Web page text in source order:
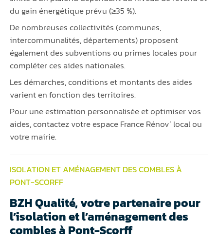
du gain énergétique prévu (≥35 %).
De nombreuses collectivités (communes,
intercommunalités, départements) proposent
également des subventions ou primes locales pour
compléter ces aides nationales.
Les démarches, conditions et montants des aides
varient en fonction des territoires.
Pour une estimation personnalisée et optimiser vos
aides, contactez votre espace France Rénov’ local ou
votre mairie.
ISOLATION ET AMÉNAGEMENT DES COMBLES À
PONT-SCORFF
BZH Qualité, votre partenaire pour
l’isolation et l’aménagement des
combles à Pont-Scorff